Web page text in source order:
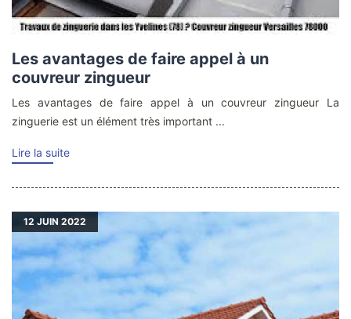
Les avantages de faire appel à un
couvreur zingueur
Les avantages de faire appel à un couvreur zingueur La
zinguerie est un élément très important ...
Lire la suite
12 JUIN 2022